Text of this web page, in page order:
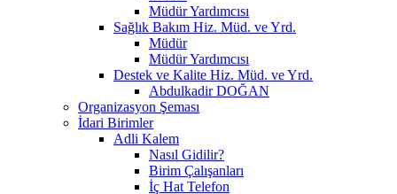
Müdür Yardımcısı
Sağlık Bakım Hiz. Müd. ve Yrd.
Müdür
Müdür Yardımcısı
Destek ve Kalite Hiz. Müd. ve Yrd.
Abdulkadir DOĞAN
Organizasyon Şeması
İdari Birimler
Adli Kalem
Nasıl Gidilir?
Birim Çalışanları
İç Hat Telefon